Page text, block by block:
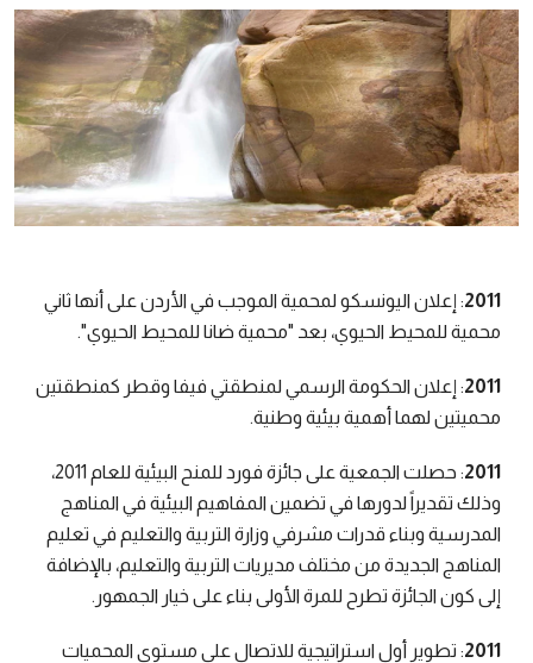
2011: إعلان اليونسكو لمحمية الموجب في الأردن على أنها ثاني
محمية للمحيط الحيوي، بعد "محمية ضانا للمحيط الحيوي".
2011: إعلان الحكومة الرسمي لمنطقتي فيفا وقطر كمنطقتين
محميتين لهما أهمية بيئية وطنية.
2011
: حصلت الجمعية على جائزة فورد للمنح البيئية للعام 2011،
وذلك تقديراً لدورها في تضمين المفاهيم البيئية في المناهج
المدرسية وبناء قدرات مشرفي وزارة التربية والتعليم في تعليم
المناهج الجديدة من مختلف مديريات التربية والتعليم، بالإضافة
إلى كون الجائزة تطرح للمرة الأولى بناء على خيار الجمهور.
2011: تطوير أول استراتيجية للاتصال على مستوى المحميات